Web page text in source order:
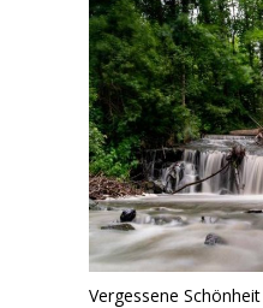
Vergessene